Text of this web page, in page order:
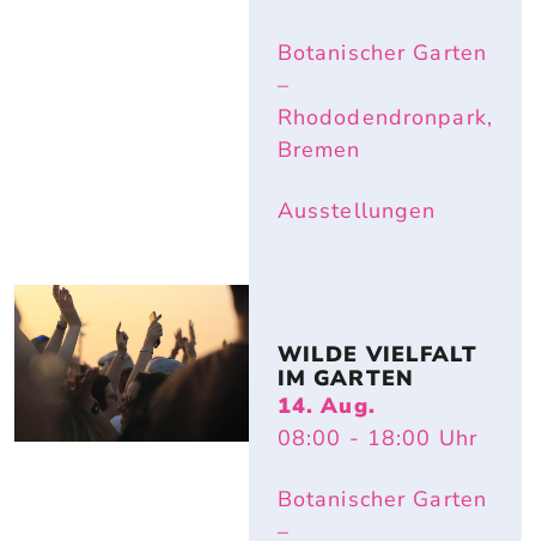
Botanischer Garten
–
Rhododendronpark,
Bremen
Ausstellungen
WILDE VIELFALT
IM GARTEN
14. Aug.
08:00 - 18:00 Uhr
Botanischer Garten
–